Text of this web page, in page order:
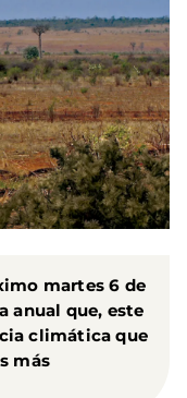
martes 6 de
anual que, este
climática que
más